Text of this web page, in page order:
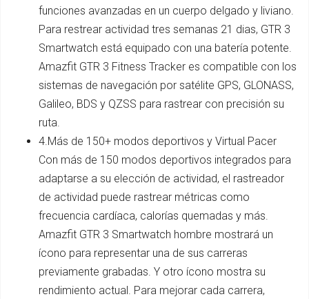
funciones avanzadas en un cuerpo delgado y liviano.
Para restrear actividad tres semanas 21 dias, GTR 3
Smartwatch está equipado con una batería potente.
Amazfit GTR 3 Fitness Tracker es compatible con los
sistemas de navegación por satélite GPS, GLONASS,
Galileo, BDS y QZSS para rastrear con precisión su
ruta.
4.Más de 150+ modos deportivos y Virtual Pacer
Con más de 150 modos deportivos integrados para
adaptarse a su elección de actividad, el rastreador
de actividad puede rastrear métricas como
frecuencia cardíaca, calorías quemadas y más.
Amazfit GTR 3 Smartwatch hombre mostrará un
ícono para representar una de sus carreras
previamente grabadas. Y otro ícono mostra su
rendimiento actual. Para mejorar cada carrera,